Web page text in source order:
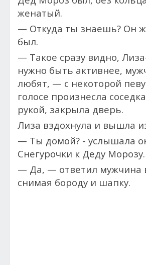
женатый.
— Откуда ты знаешь? Он
был.
— Такое сразу видно,
нужно быть активнее,
любят, — с некоторой
голосе произнесла
рукой, закрыла дверь.
Лиза вздохнула и вышла
— Ты домой? - услышала
Снегурочки к Деду Морозу.
— Да, — ответил мужчина
снимая бороду и шапку.